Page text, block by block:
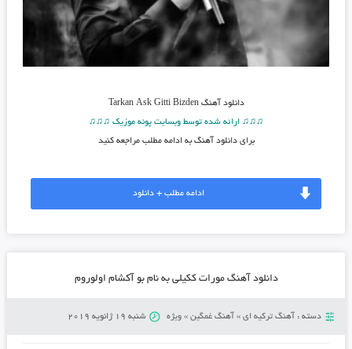
دانلود آهنگ Tarkan Ask Gitti Bizden
♫♫♫ ارائه شده توسط وبسایت پونه موزیک ♫♫♫
برای دانلود آهنگ به ادامه مطلب مراجعه کنید
ادامه مطلب + دانلود
دانلود آهنگ مورات ککیلی به نام بو آکشام اولوروم
دسته : آهنگ ترکیه ای» آهنگ غمگین» ویژه شنبه 19 ژانویه 2019